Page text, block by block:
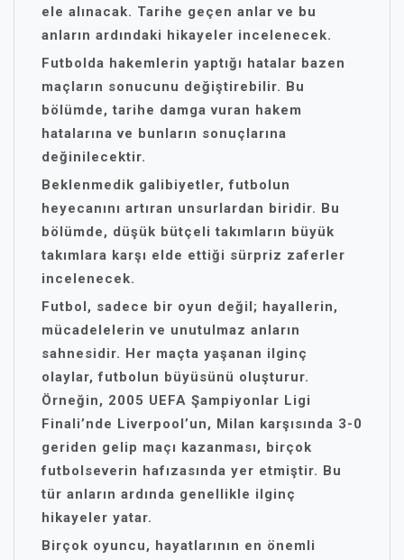
ele alınacak. Tarihe geçen anlar ve bu
anların ardındaki hikayeler incelenecek.
Futbolda hakemlerin yaptığı hatalar bazen
maçların sonucunu değiştirebilir. Bu
bölümde, tarihe damga vuran hakem
hatalarına ve bunların sonuçlarına
değinilecektir.
Beklenmedik galibiyetler, futbolun
heyecanını artıran unsurlardan biridir. Bu
bölümde, düşük bütçeli takımların büyük
takımlara karşı elde ettiği sürpriz zaferler
incelenecek.
Futbol, sadece bir oyun değil; hayallerin,
mücadelelerin ve unutulmaz anların
sahnesidir. Her maçta yaşanan ilginç
olaylar, futbolun büyüsünü oluşturur.
Örneğin, 2005 UEFA Şampiyonlar Ligi
Finali’nde Liverpool’un, Milan karşısında 3-0
geriden gelip maçı kazanması, birçok
futbolseverin hafızasında yer etmiştir. Bu
tür anların ardında genellikle ilginç
hikayeler yatar.
Birçok oyuncu, hayatlarının en önemli